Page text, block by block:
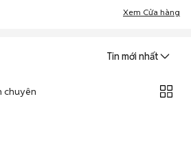
Xem Cửa hàng
Tin mới nhất
chuyên